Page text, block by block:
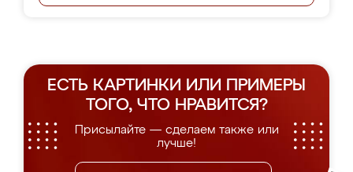
ЕСТЬ КАРТИНКИ ИЛИ ПРИМЕРЫ
ТОГО, ЧТО НРАВИТСЯ?
Присылайте — сделаем также или
лучше!